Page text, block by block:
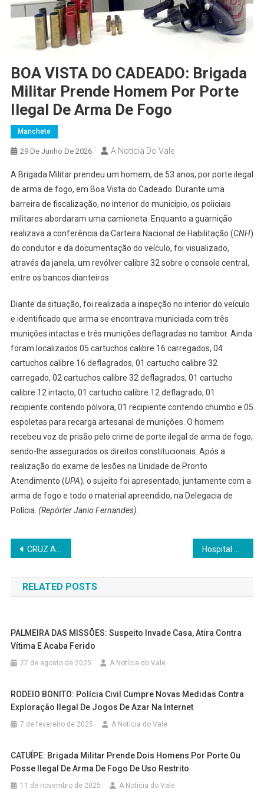
BOA VISTA DO CADEADO: Brigada
Militar Prende Homem Por Porte
Ilegal De Arma De Fogo
Manchete
29 De Junho De 2026 A Notícia Do Vale
A Brigada Militar prendeu um homem, de 53 anos, por porte ilegal
de arma de fogo, em Boa Vista do Cadeado. Durante uma
barreira de fiscalização, no interior do município, os policiais
militares abordaram uma camioneta. Enquanto a guarnição
realizava a conferência da Carteira Nacional de Habilitação (CNH)
do condutor e da documentação do veículo, foi visualizado,
através da janela, um revólver calibre 32 sobre o console central,
entre os bancos dianteiros.
Diante da situação, foi realizada a inspeção no interior do veículo
e identificado que arma se encontrava municiada com três
munições intactas e três munições deflagradas no tambor. Ainda
foram localizados 05 cartuchos calibre 16 carregados, 04
cartuchos calibre 16 deflagrados, 01 cartucho calibre 32
carregado, 02 cartuchos calibre 32 deflagrados, 01 cartucho
calibre 12 intacto, 01 cartucho calibre 12 deflagrado, 01
recipiente contendo pólvora, 01 recipiente contendo chumbo e 05
espoletas para recarga artesanal de munições. O homem
recebeu voz de prisão pelo crime de porte ilegal de arma de fogo,
sendo-lhe assegurados os direitos constitucionais. Após a
realização do exame de lesões na Unidade de Pronto
Atendimento (UPA), o sujeito foi apresentado, juntamente com a
arma de fogo e todo o material apreendido, na Delegacia de
Polícia. (Repórter Janio Fernandes)
Navegação
de
Post
CRUZ ALTA: Município registra duas localizações de artefatos explosivos militares abandonados em vias urbanas
RELATED POSTS
PALMEIRA DAS MISSÕES: Suspeito Invade Casa, Atira Contra
Vítima E Acaba Ferido
27 de agosto de 2025 A Notícia do Vale
RODEIO BONITO: Polícia Civil Cumpre Novas Medidas Contra
Exploração Ilegal De Jogos De Azar Na Internet
7 de fevereiro de 2025 A Notícia do Vale
CATUÍPE: Brigada Militar Prende Dois Homens Por Porte Ou
Posse Ilegal De Arma De Fogo De Uso Restrito
11 de novembro de 2025 A Notícia do Vale